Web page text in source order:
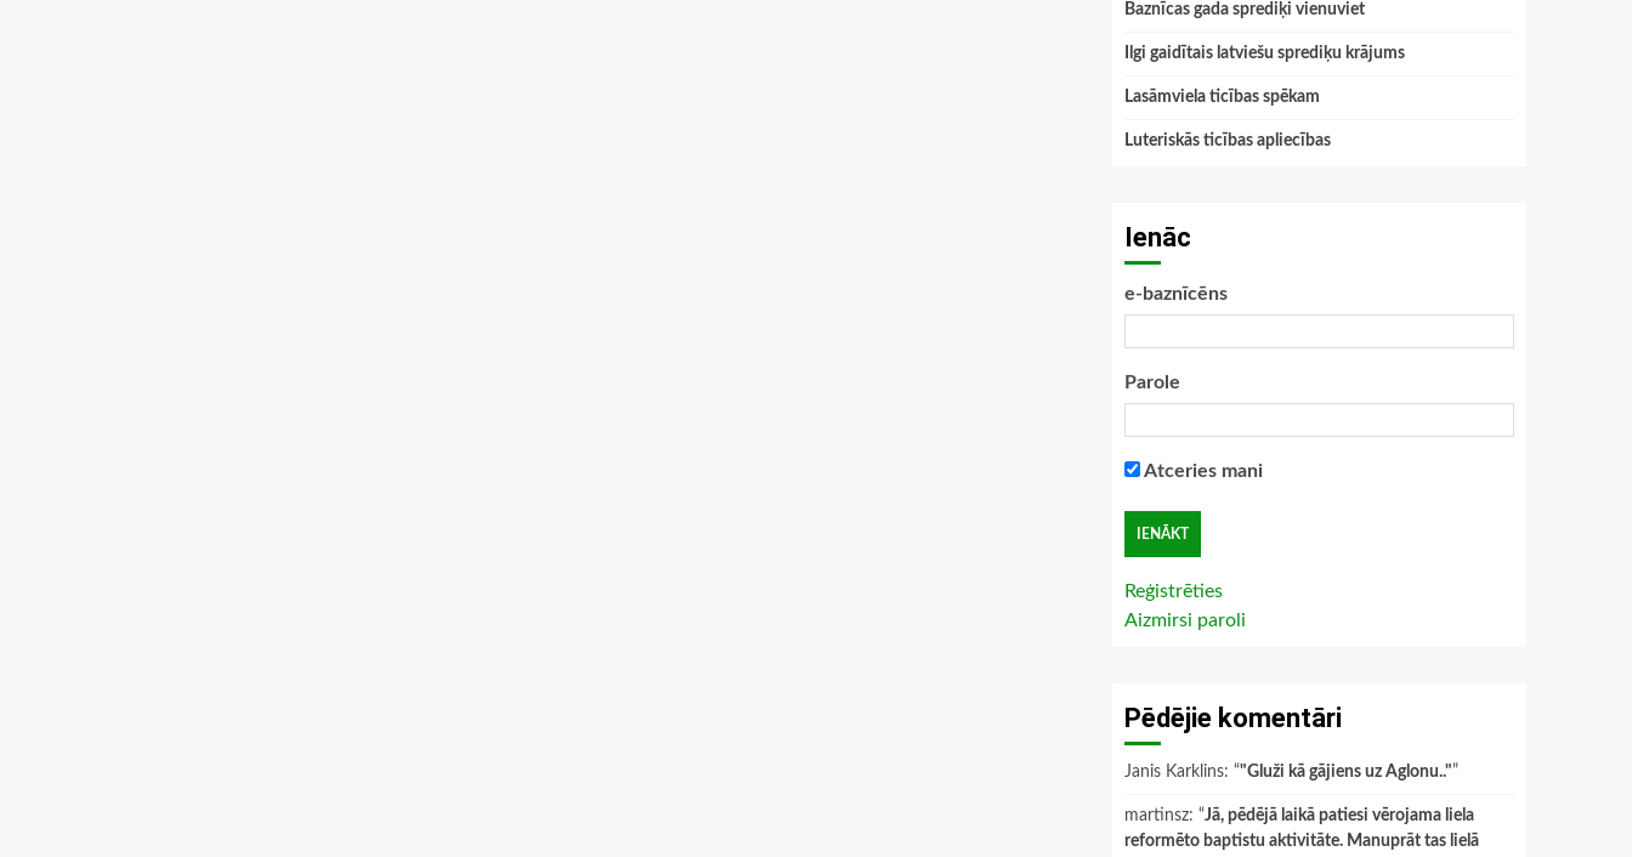
Baznīcas gada sprediķi vienuviet
Ilgi gaidītais latviešu sprediķu krājums
Lasāmviela ticības spēkam
Luteriskās ticības apliecības
Ienāc
e-baznīcēns
Parole
Atceries mani
Reģistrēties
Aizmirsi paroli
Pēdējie komentāri
Janis Karklins: “"Gluži kā gājiens uz Aglonu.."”
martinsz: “Jā, pēdējā laikā patiesi vērojama liela
reformēto baptistu aktivitāte. Manuprāt tas lielā